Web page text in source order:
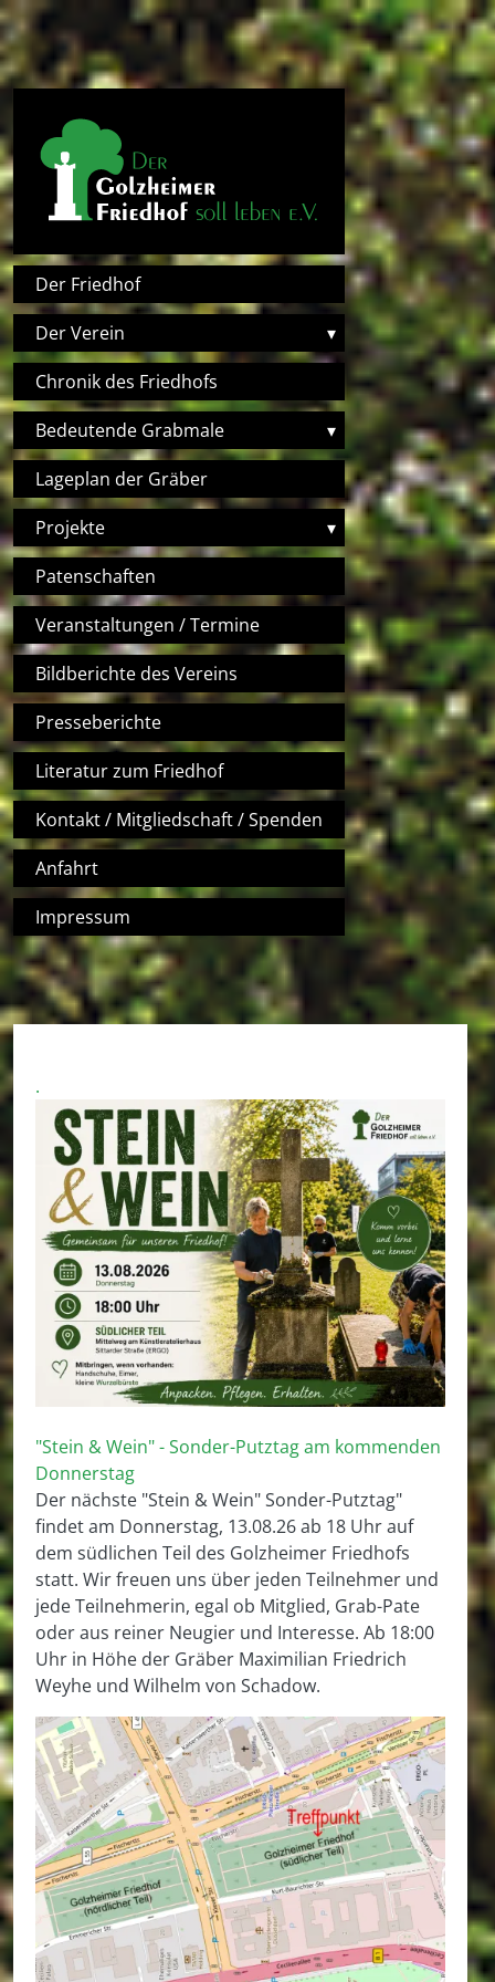
Direkt zum Inhalt
Hauptnavigation
Der Friedhof
Der Verein
▾
Chronik des Friedhofs
Bedeutende Grabmale
▾
Lageplan der Gräber
Projekte
▾
Patenschaften
Veranstaltungen / Termine
Bildberichte des Vereins
Presseberichte
Literatur zum Friedhof
Kontakt / Mitgliedschaft / Spenden
Anfahrt
Impressum
.
"Stein & Wein" - Sonder-Putztag am kommenden
Donnerstag
Der nächste "Stein & Wein" Sonder-Putztag"
findet am Donnerstag, 13.08.26 ab 18 Uhr auf
dem südlichen Teil des Golzheimer Friedhofs
statt. Wir freuen uns über jeden Teilnehmer und
jede Teilnehmerin, egal ob Mitglied, Grab-Pate
oder aus reiner Neugier und Interesse. Ab 18:00
Uhr in Höhe der Gräber Maximilian Friedrich
Weyhe und Wilhelm von Schadow.